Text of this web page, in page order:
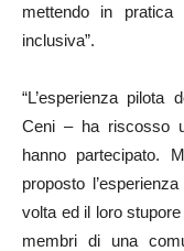
mettendo in pratica
inclusiva”.
“L’esperienza
Ceni – ha riscosso
hanno partecipato.
proposto
volta ed il loro
membri di una